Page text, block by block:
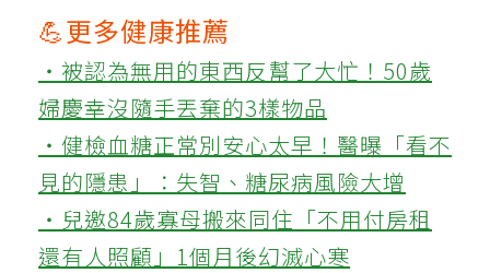
💪更多健康推薦
‧被認為無用的東西反幫了大忙！50歲
婦慶幸沒隨手丟棄的3樣物品
‧健檢血糖正常別安心太早！醫曝「看不
見的隱患」：失智、糖尿病風險大增
‧兒邀84歲寡母搬來同住「不用付房租
還有人照顧」1個月後幻滅心寒